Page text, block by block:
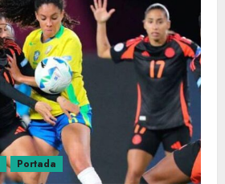
Portada